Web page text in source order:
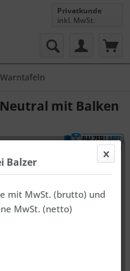
Privatkunde
inkl. MwSt.
mit Balken
Balzer
mit MwSt. (brutto) und
MwSt. (netto)